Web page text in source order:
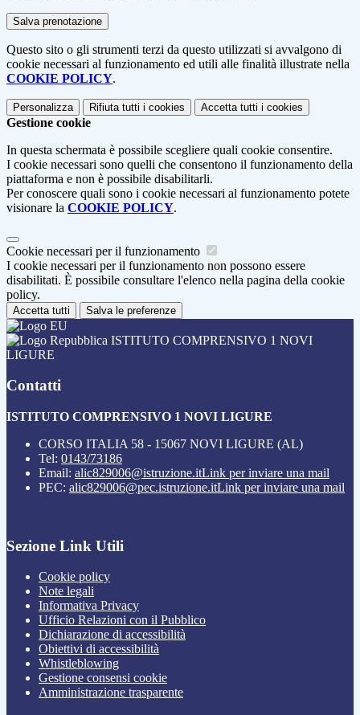
Questo sito o gli strumenti terzi da questo utilizzati si avvalgono di
cookie necessari al funzionamento ed utili alle finalità illustrate nella
COOKIE POLICY.
Personalizza Rifiuta tutti i cookies Accetta tutti i cookies
Gestione cookie
In questa schermata è possibile scegliere quali cookie consentire.
I cookie necessari sono quelli che consentono il funzionamento della
piattaforma e non è possibile disabilitarli.
Per conoscere quali sono i cookie necessari al funzionamento potete
visionare la COOKIE POLICY.
Cookie necessari per il funzionamento
I cookie necessari per il funzionamento non possono essere
disabilitati. È possibile consultare l'elenco nella pagina della cookie
policy.
Accetta tutti Salva le preferenze
ISTITUTO COMPRENSIVO 1 NOVI
LIGURE
Contatti
ISTITUTO COMPRENSIVO 1 NOVI LIGURE
CORSO ITALIA 58 - 15067 NOVI LIGURE (AL)
Tel: 0143/73186
Email: alic829006@istruzione.itLink per inviare una mail
PEC: alic829006@pec.istruzione.itLink per inviare una mail
Sezione Link Utili
Cookie policy
Note legali
Informativa Privacy
Ufficio Relazioni con il Pubblico
Dichiarazione di accessibilità
Obiettivi di accessibilità
Whistleblowing
Gestione consensi cookie
Amministrazione trasparente